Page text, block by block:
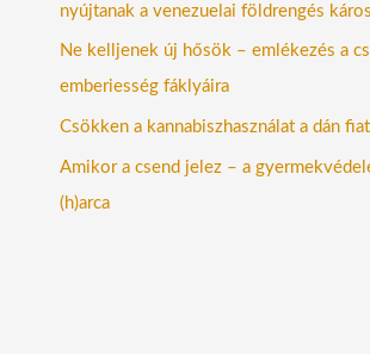
nyújtanak a venezuelai földrengés
Ne kelljenek új hősök – emlékezés a
emberiesség fáklyáira
Csökken a kannabiszhasználat a dán
Amikor a csend jelez – a
(h)arca